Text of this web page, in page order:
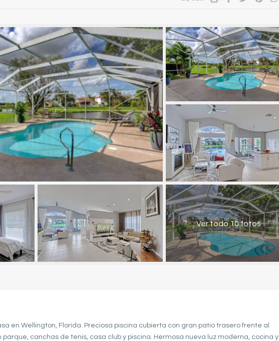
Ver todo 10 fotos
en Wellington, Florida. Preciosa piscina cubierta con gran patio trasero frente al
parque, canchas de tenis, casa club y piscina. Hermosa nueva luz moderna, cocina y